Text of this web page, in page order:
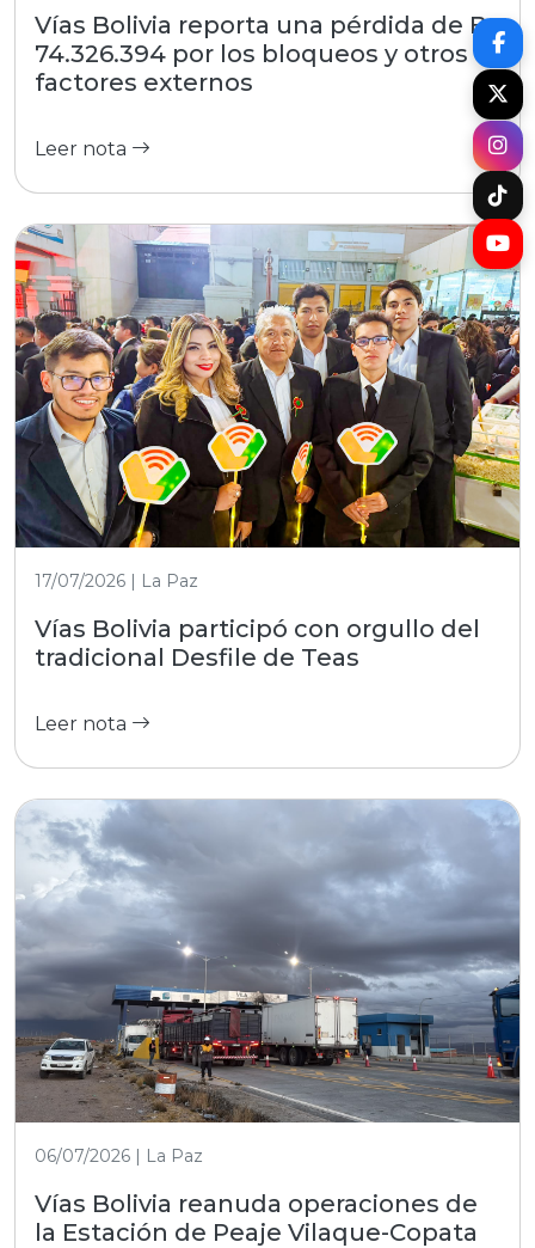
Vías Bolivia reporta una pérdida de Bs
74.326.394 por los bloqueos y otros
factores externos
Leer nota
17/07/2026 | La Paz
Vías Bolivia participó con orgullo del
tradicional Desfile de Teas
Leer nota
06/07/2026 | La Paz
Vías Bolivia reanuda operaciones de
la Estación de Peaje Vilaque-Copata